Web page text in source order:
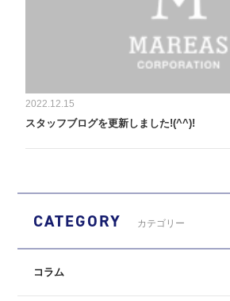
2022.12.15
スタッフブログを更新しました!(^^)!
CATEGORY カテゴリー
コラム